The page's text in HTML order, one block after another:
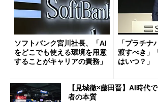
ソフトバンク宮川社長、「AI
をどこでも使える環境を用意
することがキャリアの責務」
「プラチナ
渡すべき」
はいつ？」
【見城徹×藤田晋】AI時代
者の本質